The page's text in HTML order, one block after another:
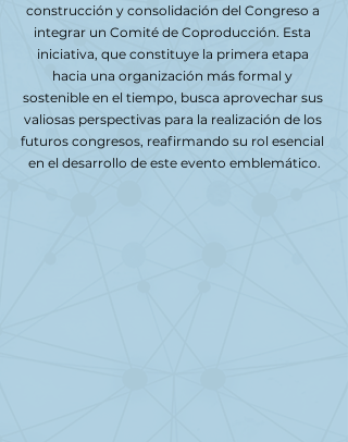
construcción y consolidación del Congreso a
integrar un Comité de Coproducción. Esta
iniciativa, que constituye la primera etapa
hacia una organización más formal y
sostenible en el tiempo, busca aprovechar sus
valiosas perspectivas para la realización de los
futuros congresos, reafirmando su rol esencial
en el desarrollo de este evento emblemático.